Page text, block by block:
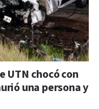
UTN chocó con
una persona y